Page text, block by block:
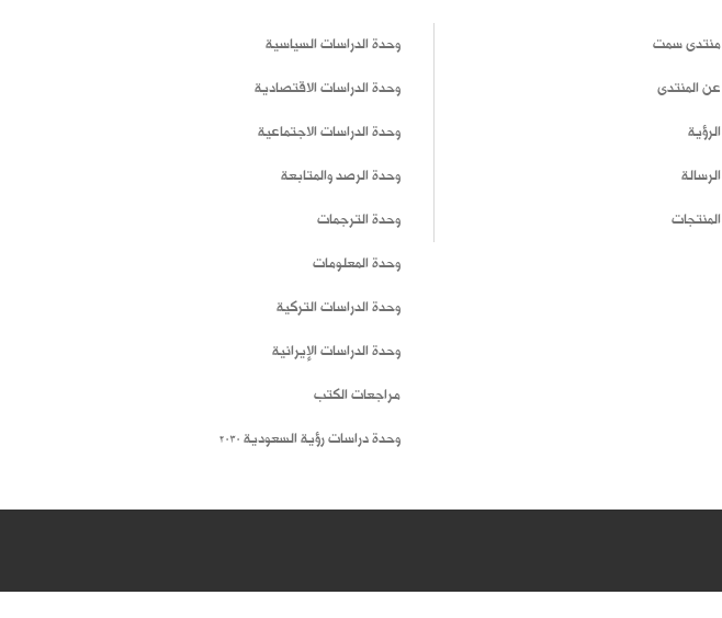
منتدى سمت
عن المنتدى
الرؤية
الرسالة
المنتجات
وحدة الدراسات السياسية
وحدة الدراسات الاقتصادية
وحدة الدراسات الاجتماعية
وحدة الرصد والمتابعة
وحدة الترجمات
وحدة المعلومات
وحدة الدراسات التركية
وحدة الدراسات الإيرانية
مراجعات الكتب
وحدة دراسات رؤية السعودية 2030